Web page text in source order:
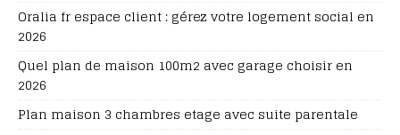
Oralia fr espace client : gérez votre logement social en
2026
Quel plan de maison 100m2 avec garage choisir en
2026
Plan maison 3 chambres etage avec suite parentale